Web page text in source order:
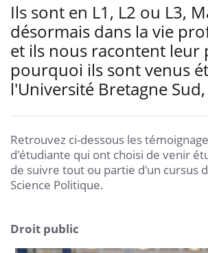
Ils sont en L1, L2 ou L3,
désormais dans la vie
et ils nous racontent leur
pourquoi ils sont venus
l'Université Bretagne
Retrouvez ci-dessous les
d'étudiante qui ont choisi de venir
de suivre tout ou partie d'un cursus
Science Politique.
Droit public